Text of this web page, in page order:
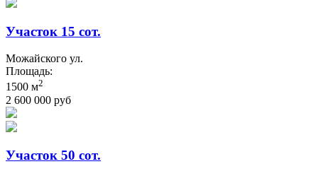
Участок 15 сот.
Можайского ул.
Площадь:
1500 м2
2 600 000 руб
Участок 50 сот.